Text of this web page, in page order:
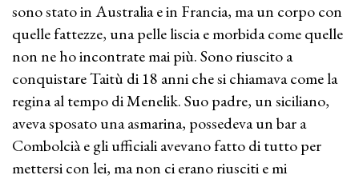
sono stato in Australia e in Francia, ma un corpo con
quelle fattezze, una pelle liscia e morbida come quelle
non ne ho incontrate mai più. Sono riuscito a
conquistare Taitù di 18 anni che si chiamava come la
regina al tempo di Menelik. Suo padre, un siciliano,
aveva sposato una asmarina, possedeva un bar a
Combolcià e gli ufficiali avevano fatto di tutto per
mettersi con lei, ma non ci erano riusciti e mi